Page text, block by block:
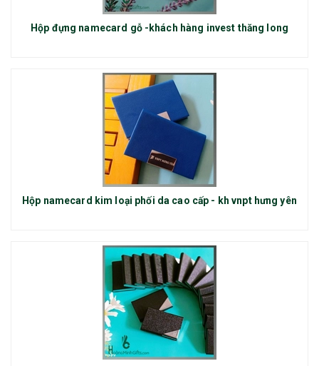
Hộp đựng namecard gỗ -khách hàng invest thăng long
Hộp namecard kim loại phối da cao cấp - kh vnpt hưng yên